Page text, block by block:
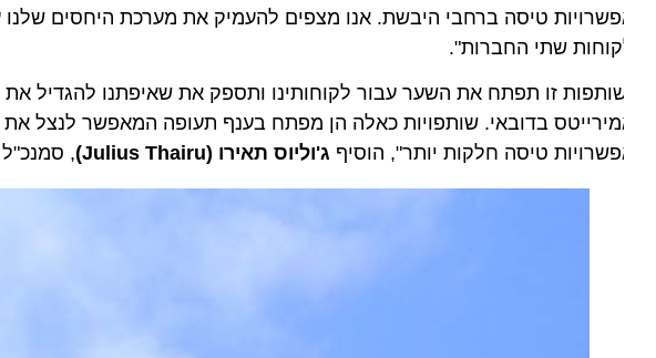
טיסה ברחבי היבשת. אנו מצפים להעמיק את מערכת היחסים שלנו עם
שתי החברות".
זו תפתח את השער עבור לקוחותינו ותספק את שאיפתנו להגדיל את
בדובאי. שותפויות כאלה הן מפתח בענף תעופה המאפשר לנצל את
טיסה חלקות יותר", הוסיףג'וליוס תאירו (Julius Thairu
) , סמנכ"ל